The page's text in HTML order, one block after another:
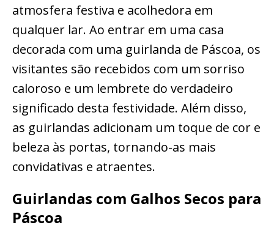
atmosfera festiva e acolhedora em
qualquer lar. Ao entrar em uma casa
decorada com uma guirlanda de Páscoa, os
visitantes são recebidos com um sorriso
caloroso e um lembrete do verdadeiro
significado desta festividade. Além disso,
as guirlandas adicionam um toque de cor e
beleza às portas, tornando-as mais
convidativas e atraentes.
Guirlandas com Galhos Secos para
Páscoa